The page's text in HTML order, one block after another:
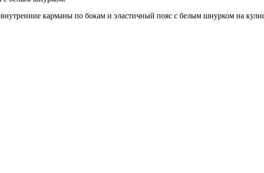
карманы по бокам и эластичный пояс с белым шнурком на